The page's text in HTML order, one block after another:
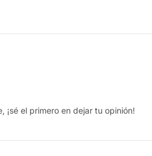
el primero en dejar tu opinión!